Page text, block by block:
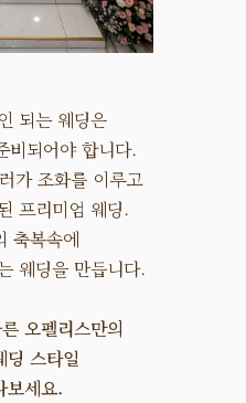
되는 웨딩은
비되어야 합니다.
가 조화를 이루고
프리미엄 웨딩.
축복속에
웨딩을 만듭니다.
오펠리스만의
딩 스타일
보세요.